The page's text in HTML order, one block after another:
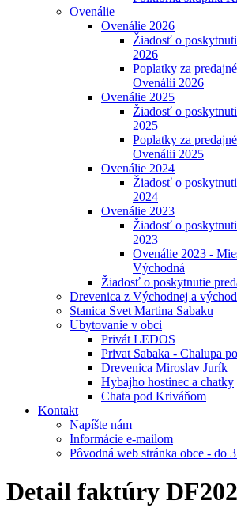
Ovenálie
Ovenálie 2026
Žiadosť o
2026
Poplatky za
Ovenálii 2026
Ovenálie 2025
Žiadosť o
2025
Poplatky za
Ovenálii 2025
Ovenálie 2024
Žiadosť o
2024
Ovenálie 2023
Žiadosť o
2023
Ovenálie 2023 -
Východná
Žiadosť o poskytnutie
Drevenica z Východnej a
Stanica Svet Martina Sabaku
Ubytovanie v obci
Privát LEDOS
Privat Sabaka - Chalupa
Drevenica Miroslav Jurík
Hybajho hostinec a chatky
Chata pod Kriváňom
Kontakt
Napíšte nám
Informácie e-mailom
Pôvodná web stránka obce - do
Detail faktúry